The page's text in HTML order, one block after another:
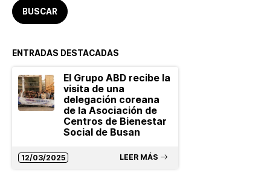
ENTRADAS DESTACADAS
El Grupo ABD recibe la
visita de una
delegación coreana
de la Asociación de
Centros de Bienestar
Social de Busan
12/03/2025 LEER MÁS